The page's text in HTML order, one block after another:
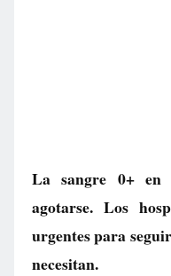
La sangre 0+ en
agotarse. Los
urgentes para
necesitan.